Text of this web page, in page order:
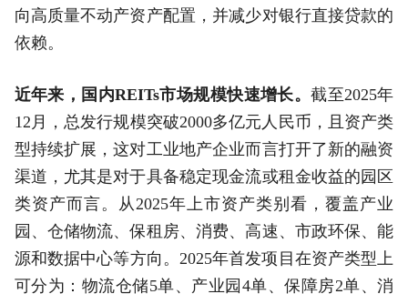
向高质量不动产资产配置，并减少对银行直接贷款的
依赖。
近年来，国内REITs市场规模快速增长。截至2025年
12月，总发行规模突破2000多亿元人民币，且资产类
型持续扩展，这对工业地产企业而言打开了新的融资
渠道，尤其是对于具备稳定现金流或租金收益的园区
类资产而言。从2025年上市资产类别看，覆盖产业
园、仓储物流、保租房、消费、高速、市政环保、能
源和数据中心等方向。2025年首发项目在资产类型上
可分为：物流仓储5单、产业园4单、保障房2单、消